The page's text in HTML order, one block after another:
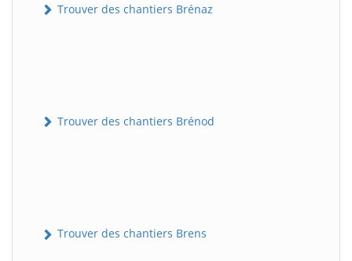
Trouver des chantiers Brénaz
Trouver des chantiers Brénod
Trouver des chantiers Brens